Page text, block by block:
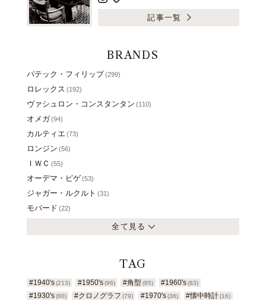
記事一覧
BRANDS
パテック・フィリップ(299)
ロレックス (192)
ヴァシュロン・コンスタンタン (110)
オメガ(94)
カルティエ (73)
ロンジン (56)
ＩＷＣ (55)
オーデマ・ピゲ(53)
ジャガー・ルクルト (31)
モバード (22)
全て見る
TAG
#1940's (213) #1950's(96) #角型 (85) #1960's (83)
#1930's (80) #クロノグラフ (79) #1970's(36) #懐中時計 (16)